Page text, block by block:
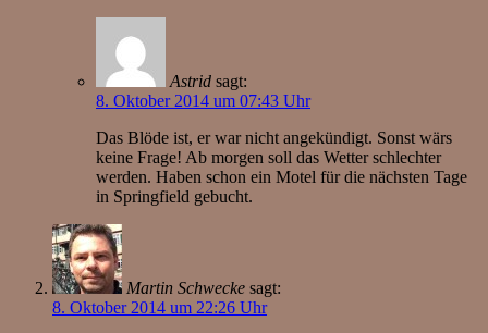
Astrid sagt:
8. Oktober 2014 um 07:43 Uhr
Das Blöde ist, er war nicht angekündigt. Sonst wärs
keine Frage! Ab morgen soll das Wetter schlechter
werden. Haben schon ein Motel für die nächsten Tage
in Springfield gebucht.
Martin Schwecke sagt:
8. Oktober 2014 um 22:26 Uhr